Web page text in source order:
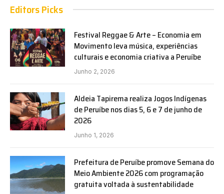
Editors Picks
Festival Reggae & Arte – Economia em
Movimento leva música, experiências
culturais e economia criativa a Peruíbe
Junho 2, 2026
Aldeia Tapirema realiza Jogos Indígenas
de Peruíbe nos dias 5, 6 e 7 de junho de
2026
Junho 1, 2026
Prefeitura de Peruíbe promove Semana do
Meio Ambiente 2026 com programação
gratuita voltada à sustentabilidade